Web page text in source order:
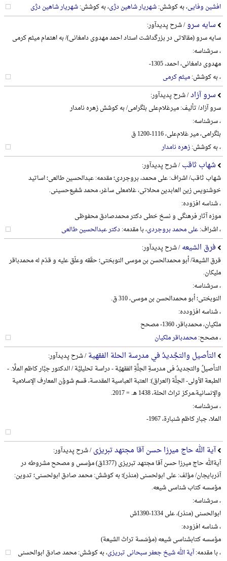
افشین وفایی، به کوشش:شهریار شاهین دژی، به کوشش:شهریار شاهین دژی
سایه سرو/ شرح پدیدآور:
سایه سرو (مقالاتی در بزرگداشت استاد احمد مهدوی دامغانی)/ به اهتمام میثم کرمی
، سرشناسه:
مهدوی دامغانی، احمد، 1305-
، به کوشش:میثم کرمی
سرو آزاد/ شرح پدیدآور:
سرو آزاد/ تألیف: میرغلام‌علی بلگرامی/ به کوشش زهره نامدار
، سرشناسه:
بلگرامی، میر غلام‌علی، 1116-1200 ق
، به کوشش:زهره نامدار
شهاب ثاقب/ شرح پدیدآور:
شهاب ثاقب/ اشراف: علی محمد، بروجردی؛ مقدمه: عبدالحسین طالعی؛ اساتید
خوشنویس زین العابدین محلاتی، غلامعلی ساغر، محمد شفیع‌حسینی.
، شناسه افزوده:
موزه آثار فرهنگی و نسخ خطی دکتر محمدصادق محفوظی
، اشراف:علی محمد بروجردی، با مقدمه:دکتر عبدالحسین طالعی
فرق الشیعه/ شرح پدیدآور:
قرق الشیعة/ أبو محمدالحسن بن موسی النوبختی؛ حقّقه وعلّق علیه و قدّم له محمدباقر
ملیکان.
، سرشناسه:
النوبختی؛ أبو محمدالحسن بن موسی، 310 ق.
، شناسه افزودده:
ملکیان، محمدباقر، 1360- مصحح
، مصحح:محمدباقر ملکیان
التأصیل والتجَّدیدُ في مدرسة الحلة الفقهیة/ شرح پدیدآور:
التأصیلُ والتجدیدُ فی مدرسةِ الحِلَّةِ الفقهیِّة - دراسة تحلیلیَّة / الدکتور جبَّار کاظم الملَّا. -
الطبعة الأولی- الحِلَّة (العراق): العتبة العباسیة المقدسة، قسم شوؤن المعارف الإسلامیة
والإنسانیة،‌مرکز تراث الحلة، 1438 هـ. = 2017.
، سرشناسه:
الملا، جبار کاظم شنبارة، 1967-
آیة الله حاج میرزا حسن آقا مجتهد تبریزی/ شرح پدیدآور:
آیةالله حاج میرزا حسن آقا مجتهد تبریزی (1377ق) مؤسس و مصحح مشروطه در
آذربایجان/ مؤلف: علی ابولحسنی (منذر)؛ به کوشش: محمد صادق ابولحسنی؛ تدوین:
مؤسسه کتاب شناسی شیعه.
، سرشناسه:
ابوالحسنی (منذر)، علی 1334-1390ش
، شناسه افزوده:
مؤسسه کتابشناسی شیعه (مؤسّسة تراث الشیعة)
، با مقدمه:آیة الله شیخ جعفر سبحانی تبریزی، به کوشش: محمد صادق ابوالحسنی